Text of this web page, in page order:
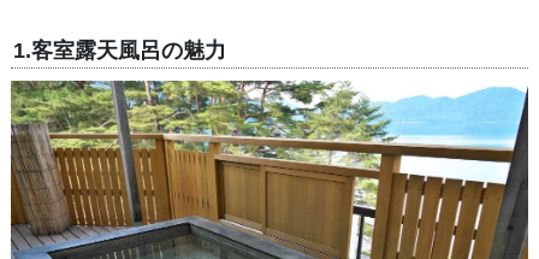
1.客室露天風呂の魅力